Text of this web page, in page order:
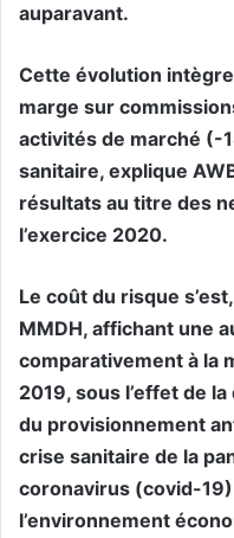
auparavant.
Cette évolution
marge sur
activités de marché (-
sanitaire, explique
résultats au titre des
l’exercice 2020.
Le coût du risque
MMDH, affichant une
comparativement à la
2019, sous l’effet de
du provisionnement
crise sanitaire de la
coronavirus (covid-
l’environnement